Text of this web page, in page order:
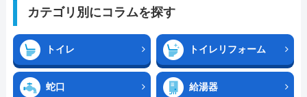
カテゴリ別にコラムを探す
トイレ トイレリフォーム
蛇口 給湯器